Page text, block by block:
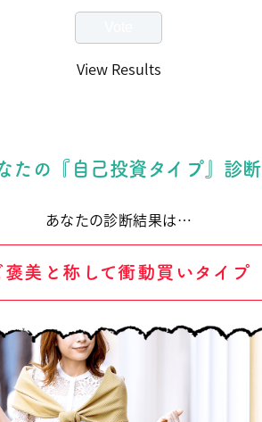
View Results
たの『自己投資タイプ』診断
あなたの診断結果は…
褒美と称して衝動買いタイプ